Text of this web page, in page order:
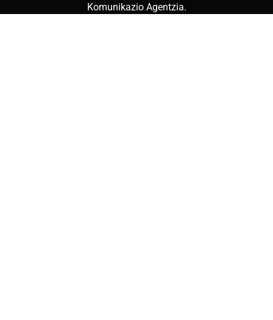
Komunikazio Agentzia.